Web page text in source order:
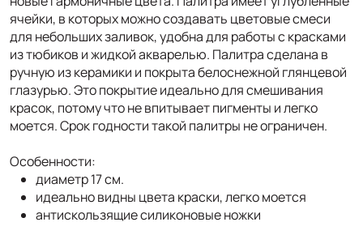
ячейки, в которых можно создавать цветовые смеси
для небольших заливок, удобна для работы с красками
из тюбиков и жидкой акварелью. Палитра сделана в
ручную из керамики и покрыта белоснежной глянцевой
глазурью. Это покрытие идеально для смешивания
красок, потому что не впитывает пигменты и легко
моется. Срок годности такой палитры не ограничен.
Особенности:
диаметр 17 см.
идеально видны цвета краски, легко моется
антискользящие силиконовые ножки